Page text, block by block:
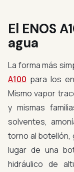
El ENOS
agua
La forma más
A100 para los
Mismo vapor
y mismas
solventes,
torno al botellón,
lugar de una
hidráulico de